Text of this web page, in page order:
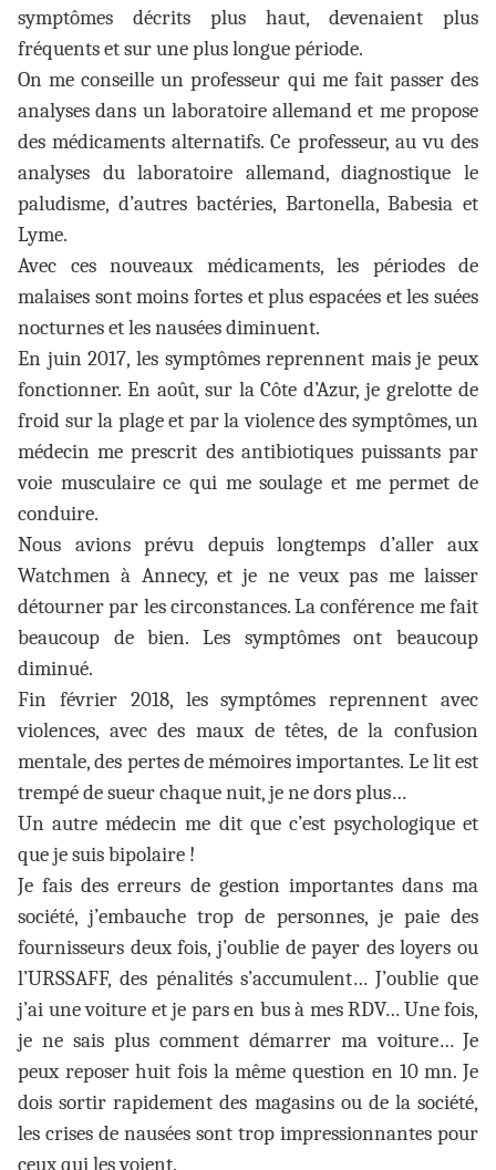
symptômes décrits plus haut, devenaient plus
fréquents et sur une plus longue période.
On me conseille un professeur qui me fait passer des
analyses dans un laboratoire allemand et me propose
des médicaments alternatifs. Ce professeur, au vu des
analyses du laboratoire allemand, diagnostique le
paludisme, d’autres bactéries, Bartonella, Babesia et
Lyme.
Avec ces nouveaux médicaments, les périodes de
malaises sont moins fortes et plus espacées et les suées
nocturnes et les nausées diminuent.
En juin 2017, les symptômes reprennent mais je peux
fonctionner. En août, sur la Côte d’Azur, je grelotte de
froid sur la plage et par la violence des symptômes, un
médecin me prescrit des antibiotiques puissants par
voie musculaire ce qui me soulage et me permet de
conduire.
Nous avions prévu depuis longtemps d’aller aux
Watchmen à Annecy, et je ne veux pas me laisser
détourner par les circonstances. La conférence me fait
beaucoup de bien. Les symptômes ont beaucoup
diminué.
Fin février 2018, les symptômes reprennent avec
violences, avec des maux de têtes, de la confusion
mentale, des pertes de mémoires importantes. Le lit est
trempé de sueur chaque nuit, je ne dors plus…
Un autre médecin me dit que c’est psychologique et
que je suis bipolaire !
Je fais des erreurs de gestion importantes dans ma
société, j’embauche trop de personnes, je paie des
fournisseurs deux fois, j’oublie de payer des loyers ou
l’URSSAFF, des pénalités s’accumulent… J’oublie que
j’ai une voiture et je pars en bus à mes RDV… Une fois,
je ne sais plus comment démarrer ma voiture… Je
peux reposer huit fois la même question en 10 mn. Je
dois sortir rapidement des magasins ou de la société,
les crises de nausées sont trop impressionnantes pour
ceux qui les voient.